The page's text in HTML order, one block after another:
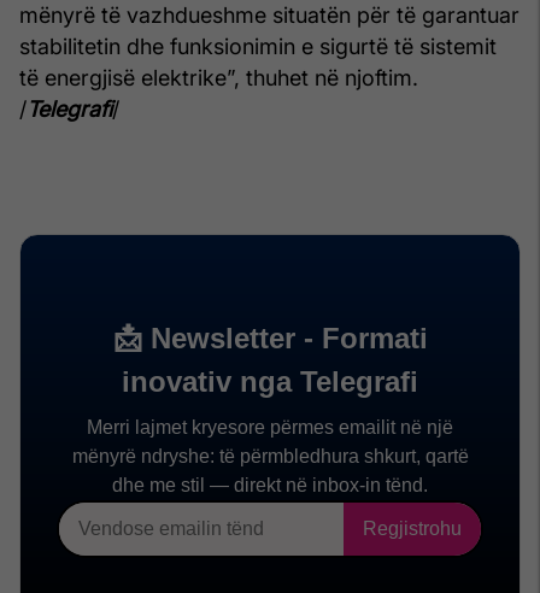
mënyrë të vazhdueshme situatën për të garantuar
stabilitetin dhe funksionimin e sigurtë të sistemit
të energjisë elektrike”, thuhet në njoftim.
/Telegrafi/